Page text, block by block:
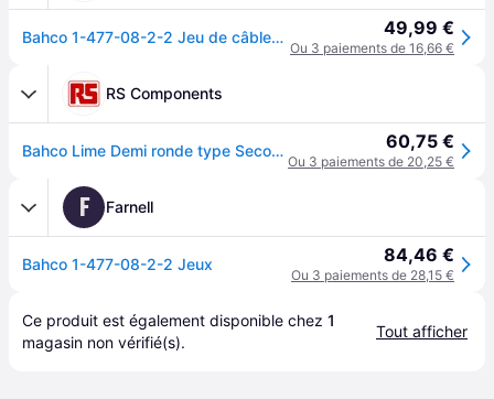
Bahco 1-477-08-2-2 Jeu de câbles, Ergo, 5 pièces, 200 mm, taille 2 1 set 49,99 €
Ou 3 paiements de 16,66 €
RS Components
Bahco Lime Demi ronde type Seconde coupe type Lime d'atelier 200 mm 60,75 €
Ou 3 paiements de 20,25 €
F Farnell
Bahco 1-477-08-2-2 Jeux 84,46 €
Ou 3 paiements de 28,15 €
Ce produit est également disponible chez 1
magasin non vérifié(s).
Tout afficher